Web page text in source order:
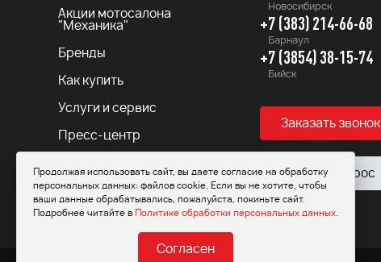
Продолжая использовать сайт, вы даете согласие на обработку
персональных данных: файлов cookie. Если вы не хотите, чтобы
ваши данные обрабатывались, пожалуйста, покиньте сайт.
Подробнее читайте в
Политике обработки персональных данных
Согласен
Акции мотосалона
"Механика"
Бренды
Как купить
Услуги и сервис
Пресс-центр
Вакансии
Новосибирск
+7 (383) 214-66-68
Барнаул
+7 (3854) 38-15-74
Бийск
Заказать звонок
Задать вопрос